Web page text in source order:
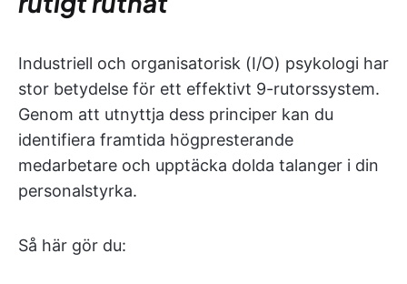
Industriell och organisatorisk (I/O) psykologi har
stor betydelse för ett effektivt 9-rutorssystem.
Genom att utnyttja dess principer kan du
identifiera framtida högpresterande
medarbetare och upptäcka dolda talanger i din
personalstyrka.
Så här gör du: